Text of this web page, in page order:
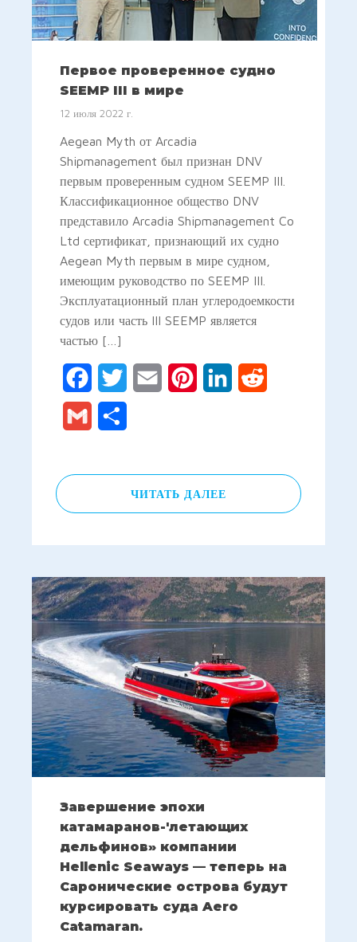
Первое проверенное судно
SEEMP III в мире
12 июля 2022 г.
Aegean Myth от Arcadia
Shipmanagement был признан DNV
первым проверенным судном SEEMP III.
Классификационное общество DNV
представило Arcadia Shipmanagement Co
Ltd сертификат, признающий их судно
Aegean Myth первым в мире судном,
имеющим руководство по SEEMP III.
Эксплуатационный план углеродоемкости
судов или часть III SEEMP является
частью […]
FacebookTwitter Email PinterestLinkedIn
Gmail
ЧИТАТЬ ДАЛЕЕ
Завершение эпохи
катамаранов-'летающих
дельфинов» компании
Hellenic Seaways — теперь на
Саронические острова будут
курсировать суда Aero
Catamaran.